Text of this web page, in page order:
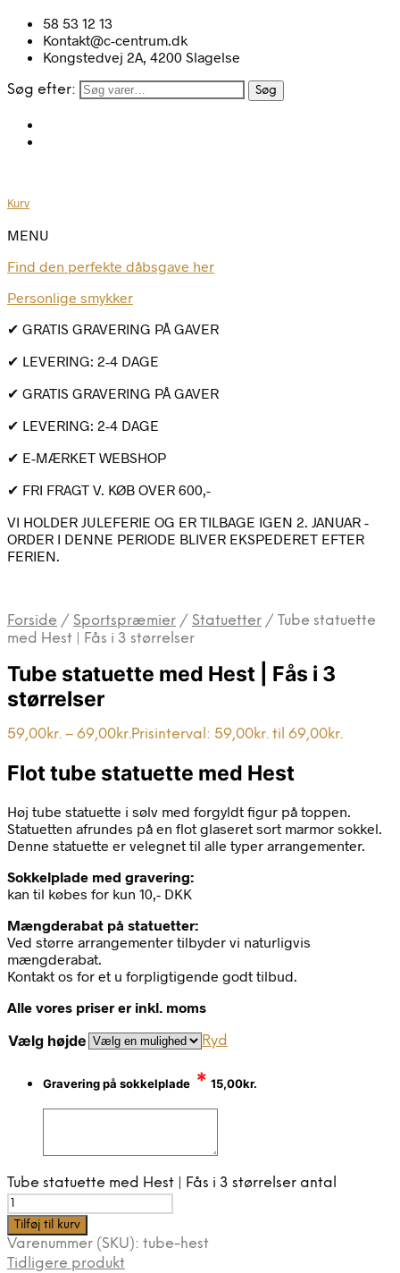
58 53 12 13
Kontakt@c-centrum.dk
Kongstedvej 2A, 4200 Slagelse
Søg efter: Søg
Kurv
MENU
Find den perfekte dåbsgave her
Personlige smykker
✔ GRATIS GRAVERING PÅ GAVER
✔ LEVERING: 2-4 DAGE
✔ GRATIS GRAVERING PÅ GAVER
✔ LEVERING: 2-4 DAGE
✔ E-MÆRKET WEBSHOP
✔ FRI FRAGT V. KØB OVER 600,-
VI HOLDER JULEFERIE OG ER TILBAGE IGEN 2. JANUAR -
ORDER I DENNE PERIODE BLIVER EKSPEDERET EFTER
FERIEN.
Forside / Sportspræmier / Statuetter / Tube statuette
med Hest | Fås i 3 størrelser
Tube statuette med Hest | Fås i 3
størrelser
59,00kr. – 69,00kr.Prisinterval: 59,00kr. til 69,00kr.
Flot tube statuette med Hest
Høj tube statuette i sølv med forgyldt figur på toppen.
Statuetten afrundes på en flot glaseret sort marmor sokkel.
Denne statuette er velegnet til alle typer arrangementer.
Sokkelplade med gravering:
kan til købes for kun 10,- DKK
Mængderabat på statuetter:
Ved større arrangementer tilbyder vi naturligvis
mængderabat.
Kontakt os for et u forpligtigende godt tilbud.
Alle vores priser er inkl. moms
Vælg højde Ryd
Gravering på sokkelplade * 15,00kr.
Tube statuette med Hest | Fås i 3 størrelser antal
Tilføj til kurv
Varenummer (SKU): tube-hest
Tidligere produkt